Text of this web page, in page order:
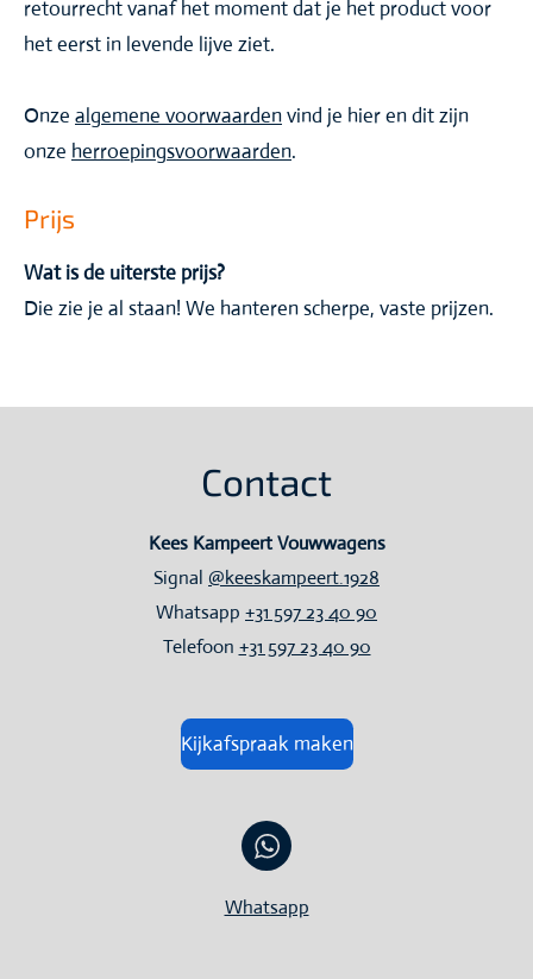
retourrecht vanaf het moment dat je het product voor
het eerst in levende lijve ziet.
Onze algemene voorwaardenvind je hier en dit zijn
onze herroepingsvoorwaarden.
Prijs
Wat is de uiterste prijs?
Die zie je al staan! We hanteren scherpe, vaste prijzen.
Contact
Kees Kampeert Vouwwagens
Signal @keeskampeert.1928
Whatsapp +31 597 23 40 90
Telefoon +31 597 23 40 90
Kijkafspraak maken
Whatsapp